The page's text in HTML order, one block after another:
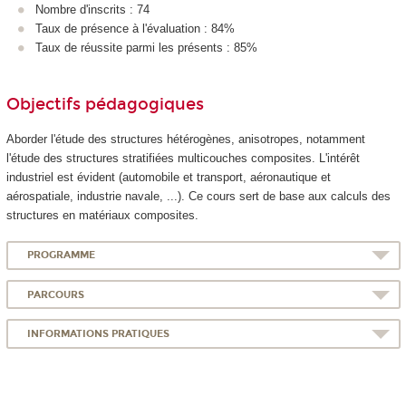
Nombre d'inscrits : 74
Taux de présence à l'évaluation : 84%
Taux de réussite parmi les présents : 85%
Objectifs pédagogiques
Aborder l'étude des structures hétérogènes, anisotropes, notamment
l'étude des structures stratifiées multicouches composites. L'intérêt
industriel est évident (automobile et transport, aéronautique et
aérospatiale, industrie navale, ...). Ce cours sert de base aux calculs des
structures en matériaux composites.
PROGRAMME
PARCOURS
INFORMATIONS PRATIQUES